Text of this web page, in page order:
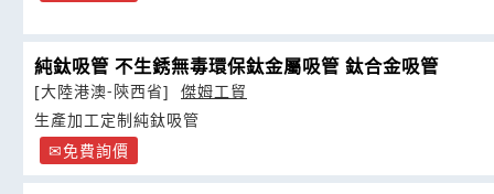
純鈦吸管 不生銹無毒環保鈦金屬吸管 鈦合金吸管
[大陸港澳-陝西省]
傑姆工貿
生產加工定制純鈦吸管
免費詢價